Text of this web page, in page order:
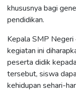
khususnya bagi
pendidikan.
Kepala SMP
kegiatan ini
peserta didik
tersebut, siswa
kehidupan sehari-